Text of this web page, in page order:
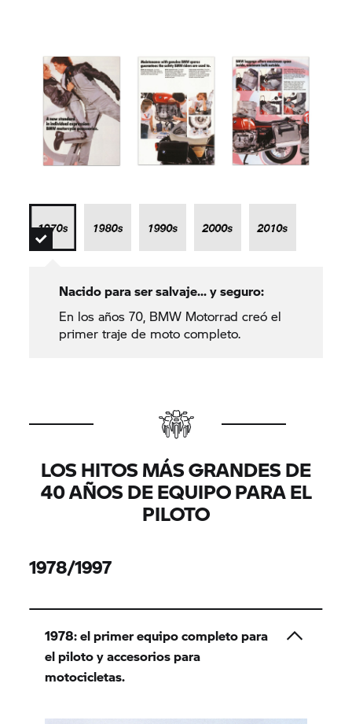
Nacido para ser salvaje... y seguro:
En los años 70, BMW Motorrad creó el
primer traje de moto completo.
LOS HITOS MÁS GRANDES DE
40 AÑOS DE EQUIPO PARA EL
PILOTO
1978/1997
1978: el primer equipo completo para
el piloto y accesorios para
motocicletas.